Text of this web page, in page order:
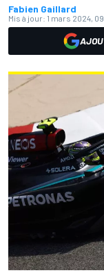
Fabien Gaillard
Mis à jour: 1 mars 2024,